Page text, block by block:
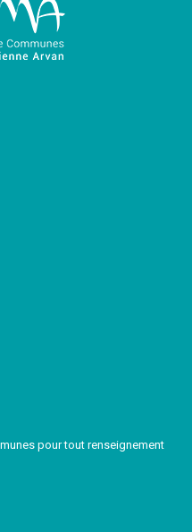
pour tout renseignement